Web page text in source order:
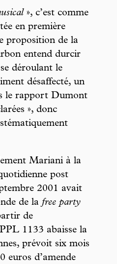
», c’est comme
en première
proposition de la
entend durcir
déroulant le
désaffecté, un
le rapport Dumont
», donc
Mariani à la
post
2001 avait
de la free party
de
1133 abaisse la
prévoit six mois
euros d’amende